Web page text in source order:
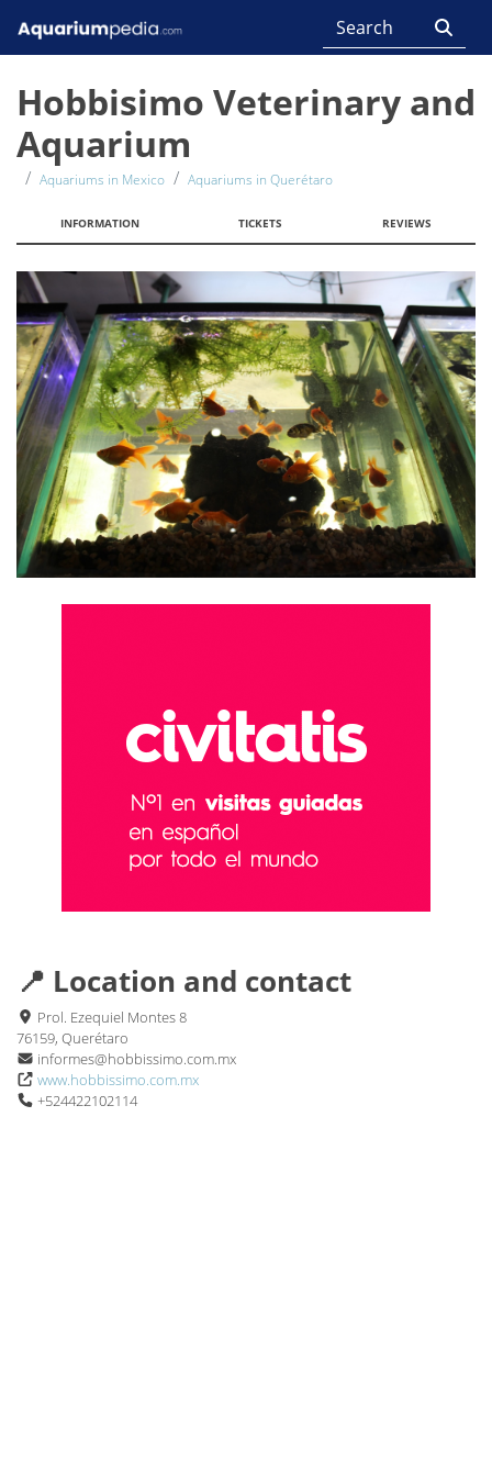
Hobbisimo Veterinary and
Aquarium
Aquariums in Mexico Aquariums in Querétaro
INFORMATION TICKETS REVIEWS
📍 Location and contact
Prol. Ezequiel Montes 8
76159, Querétaro
informes@hobbissimo.com.mx
www.hobbissimo.com.mx
+524422102114